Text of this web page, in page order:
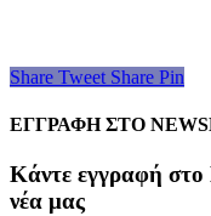
Share Tweet Share Pin
ΕΓΓΡΑΦΗ ΣΤΟ
Kάντε εγγραφή στο
νέα μας